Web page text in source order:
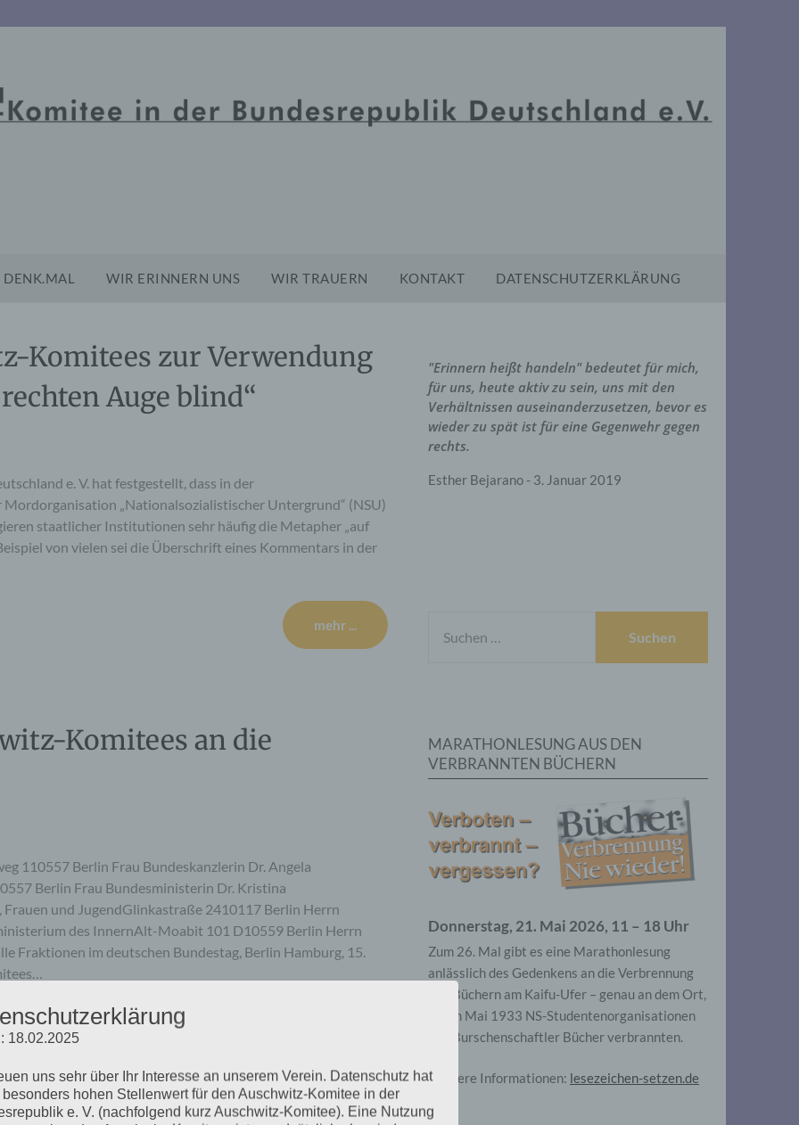
DENK.MAL WIR ERINNERN UNS WIR TRAUERN KONTAKT DATENSCHUTZERKLÄRUNG
Komitees zur Verwendung
Auge blind“
e. V. hat festgestellt, dass in der
„Nationalsozialistischer Untergrund“ (NSU)
staatlicher Institutionen sehr häufig die Metapher „auf
von vielen sei die Überschrift eines Kommentars in der
mehr ...
Komitees an die
110557 Berlin Frau Bundeskanzlerin Dr. Angela
Berlin Frau Bundesministerin Dr. Kristina
und JugendGlinkastraße 2410117 Berlin Herrn
des InnernAlt-Moabit 101 D10559 Berlin Herrn
Fraktionen im deutschen Bundestag, Berlin Hamburg, 15.
"Erinnern heißt handeln" bedeutet für mich,
für uns, heute aktiv zu sein, uns mit den
Verhältnissen auseinanderzusetzen, bevor es
wieder zu spät ist für eine Gegenwehr gegen
rechts.
Esther Bejarano - 3. Januar 2019
NACH:
MARATHONLESUNG AUS DEN
VERBRANNTEN BÜCHERN
Donnerstag, 21. Mai 2026, 11 – 18 Uhr
Zum 26. Mal gibt es eine Marathonlesung
anlässlich des Gedenkens an die Verbrennung
von Büchern am Kaifu-Ufer – genau an dem Ort,
wo im Mai 1933 NS-Studentenorganisationen
und Burschenschaftler Bücher verbrannten.
Weitere Informationen: lesezeichen-setzen.de
18.02.2025
uns sehr über Ihr Interesse an unserem Verein. Datenschutz hat
hohen Stellenwert für den Auschwitz-Komitee in der
e. V. (nachfolgend kurz Auschwitz-Komitee). Eine Nutzung